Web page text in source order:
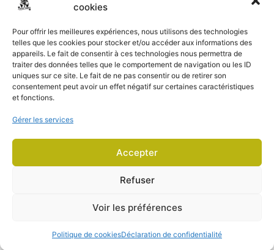
cookies
Pour offrir les meilleures expériences, nous utilisons des technologies
telles que les cookies pour stocker et/ou accéder aux informations des
appareils. Le fait de consentir à ces technologies nous permettra de
traiter des données telles que le comportement de navigation ou les ID
uniques sur ce site. Le fait de ne pas consentir ou de retirer son
consentement peut avoir un effet négatif sur certaines caractéristiques
et fonctions.
Gérer les services
Accepter
Refuser
Voir les préférences
Politique de cookiesDéclaration de confidentialité
Politique de confidentialité
Site créé parComm’ Julie